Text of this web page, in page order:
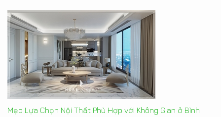
Mẹo Lựa Chọn Nội Thất Phù Hợp với Không Gian ở Bình